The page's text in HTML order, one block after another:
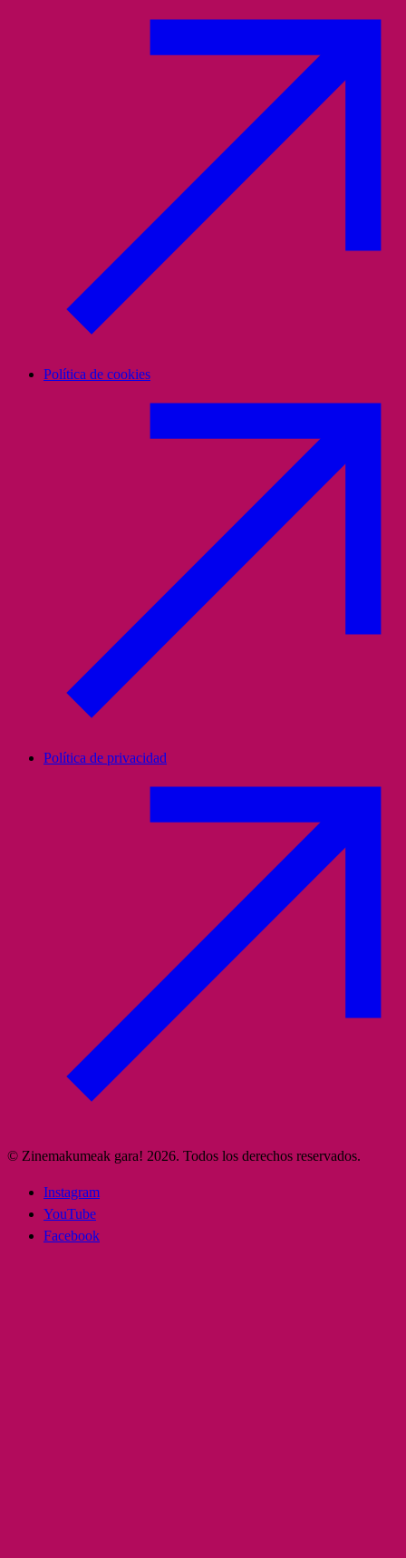
Política de cookies
Política de privacidad
© Zinemakumeak gara! 2026. Todos los derechos reservados.
Instagram
YouTube
Facebook